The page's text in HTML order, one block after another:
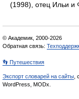
(1998), отец Ильи
© Академик, 2000-2026
Обратная связь:
👣 Путешествия
Экспорт словарей на сайты
WordPress, MODx.